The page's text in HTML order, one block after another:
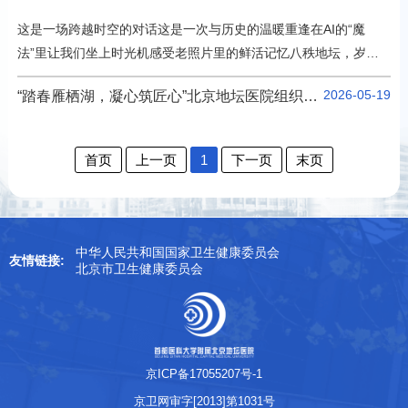
这是一场跨越时空的对话这是一次与历史的温暖重逢在AI的“魔
法”里让我们坐上时光机感受老照片里的鲜活记忆八秩地坛，岁月
为笺。值此建院80周年之际，我们推出“时光里的地坛”专栏，围绕
地坛足迹、韶光医者、医患情谊、医脉琼影四个篇章，用人工智能
延。地坛足迹篇-点击观看视频-在历史的书页里延伸在时代的浪潮
中向前足迹所至，皆为初心岁月所证，皆是担当
“踏春雁栖湖，凝心筑匠心”北京地坛医院组织职工春游活动 定格一段慢下来的时光，在雁栖湖的潋滟波光中，我们不仅收藏了整个春天的明媚，更将那份守护健康的‘仁心’，悄悄种进了风里~ 2026-05-19
首页 上一页 1 下一页 末页
友情链接:
中华人民共和国国家卫生健康委员会
北京市卫生健康委员会
京ICP备17055207号-1
京卫网审字[2013]第1031号